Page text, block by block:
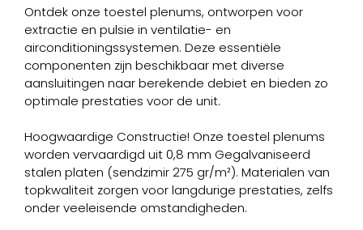
Ontdek onze toestel plenums, ontworpen voor
extractie en pulsie in ventilatie- en
airconditioningssystemen. Deze essentiële
componenten zijn beschikbaar met diverse
aansluitingen naar berekende debiet en bieden zo
optimale prestaties voor de unit.
Hoogwaardige Constructie! Onze toestel plenums
worden vervaardigd uit 0,8 mm Gegalvaniseerd
stalen platen (sendzimir 275 gr/m²). Materialen van
topkwaliteit zorgen voor langdurige prestaties, zelfs
onder veeleisende omstandigheden.